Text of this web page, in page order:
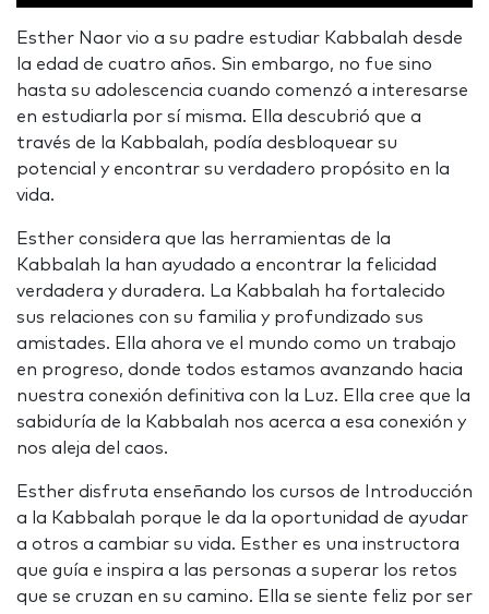
seconds
0
seconds
Esther Naor vio a su padre estudiar Kabbalah desde
la edad de cuatro años. Sin embargo, no fue sino
hasta su adolescencia cuando comenzó a interesarse
en estudiarla por sí misma. Ella descubrió que a
través de la Kabbalah, podía desbloquear su
potencial y encontrar su verdadero propósito en la
vida.
Esther considera que las herramientas de la
Kabbalah la han ayudado a encontrar la felicidad
verdadera y duradera. La Kabbalah ha fortalecido
sus relaciones con su familia y profundizado sus
amistades. Ella ahora ve el mundo como un trabajo
en progreso, donde todos estamos avanzando hacia
nuestra conexión definitiva con la Luz. Ella cree que la
sabiduría de la Kabbalah nos acerca a esa conexión y
nos aleja del caos.
Esther disfruta enseñando los cursos de Introducción
a la Kabbalah porque le da la oportunidad de ayudar
a otros a cambiar su vida. Esther es una instructora
que guía e inspira a las personas a superar los retos
que se cruzan en su camino. Ella se siente feliz por ser